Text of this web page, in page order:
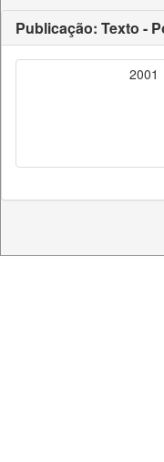
Publicação: Texto -
2001